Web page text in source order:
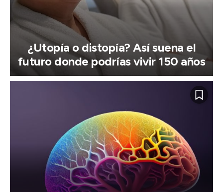
¿Utopía o distopía? Así suena el
futuro donde podrías vivir 150 años